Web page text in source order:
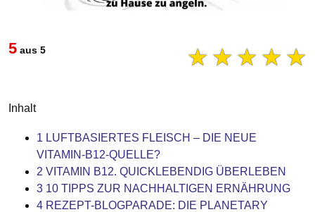
☆ ☆ ☆ ☆ ☆
5 aus 5
Inhalt
1 LUFTBASIERTES FLEISCH – DIE NEUE
VITAMIN-B12-QUELLE?
2 VITAMIN B12. QUICKLEBENDIG ÜBERLEBEN
3 10 TIPPS ZUR NACHHALTIGEN ERNÄHRUNG
4 REZEPT-BLOGPARADE: DIE PLANETARY